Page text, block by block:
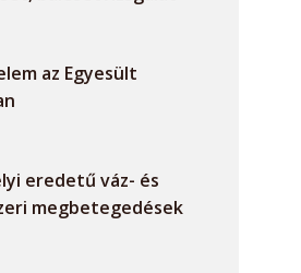
az Egyesült
eredetű váz- és
megbetegedések